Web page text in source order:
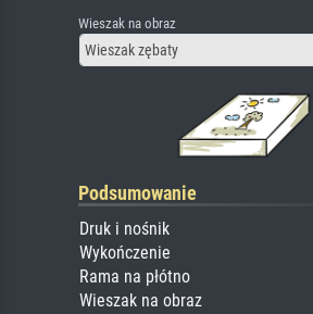
Wieszak na obraz
Wieszak zębaty
Podsumowanie
Druk i nośnik
Wykończenie
Rama na płótno
Wieszak na obraz